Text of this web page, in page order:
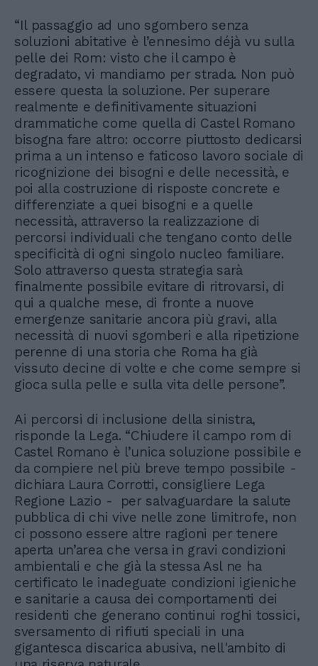
“Il passaggio ad uno sgombero senza
soluzioni abitative è l’ennesimo déjà vu sulla
pelle dei Rom: visto che il campo è
degradato, vi mandiamo per strada. Non può
essere questa la soluzione. Per superare
realmente e definitivamente situazioni
drammatiche come quella di Castel Romano
bisogna fare altro: occorre piuttosto dedicarsi
prima a un intenso e faticoso lavoro sociale di
ricognizione dei bisogni e delle necessità, e
poi alla costruzione di risposte concrete e
differenziate a quei bisogni e a quelle
necessità, attraverso la realizzazione di
percorsi individuali che tengano conto delle
specificità di ogni singolo nucleo familiare.
Solo attraverso questa strategia sarà
finalmente possibile evitare di ritrovarsi, di
qui a qualche mese, di fronte a nuove
emergenze sanitarie ancora più gravi, alla
necessità di nuovi sgomberi e alla ripetizione
perenne di una storia che Roma ha già
vissuto decine di volte e che come sempre si
gioca sulla pelle e sulla vita delle persone”.
Ai percorsi di inclusione della sinistra,
risponde la Lega. “Chiudere il campo rom di
Castel Romano è l’unica soluzione possibile e
da compiere nel più breve tempo possibile -
dichiara Laura Corrotti, consigliere Lega
Regione Lazio - per salvaguardare la salute
pubblica di chi vive nelle zone limitrofe, non
ci possono essere altre ragioni per tenere
aperta un’area che versa in gravi condizioni
ambientali e che già la stessa Asl ne ha
certificato le inadeguate condizioni igieniche
e sanitarie a causa dei comportamenti dei
residenti che generano continui roghi tossici,
sversamento di rifiuti speciali in una
gigantesca discarica abusiva, nell'ambito di